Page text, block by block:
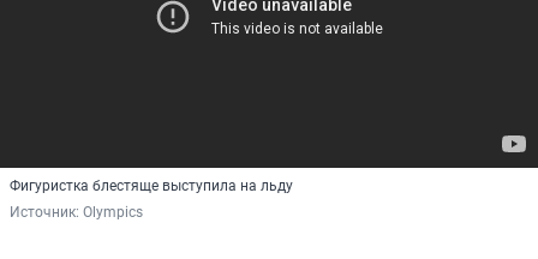
Фигуристка блестяще выступила на льду
Источник: Olympics